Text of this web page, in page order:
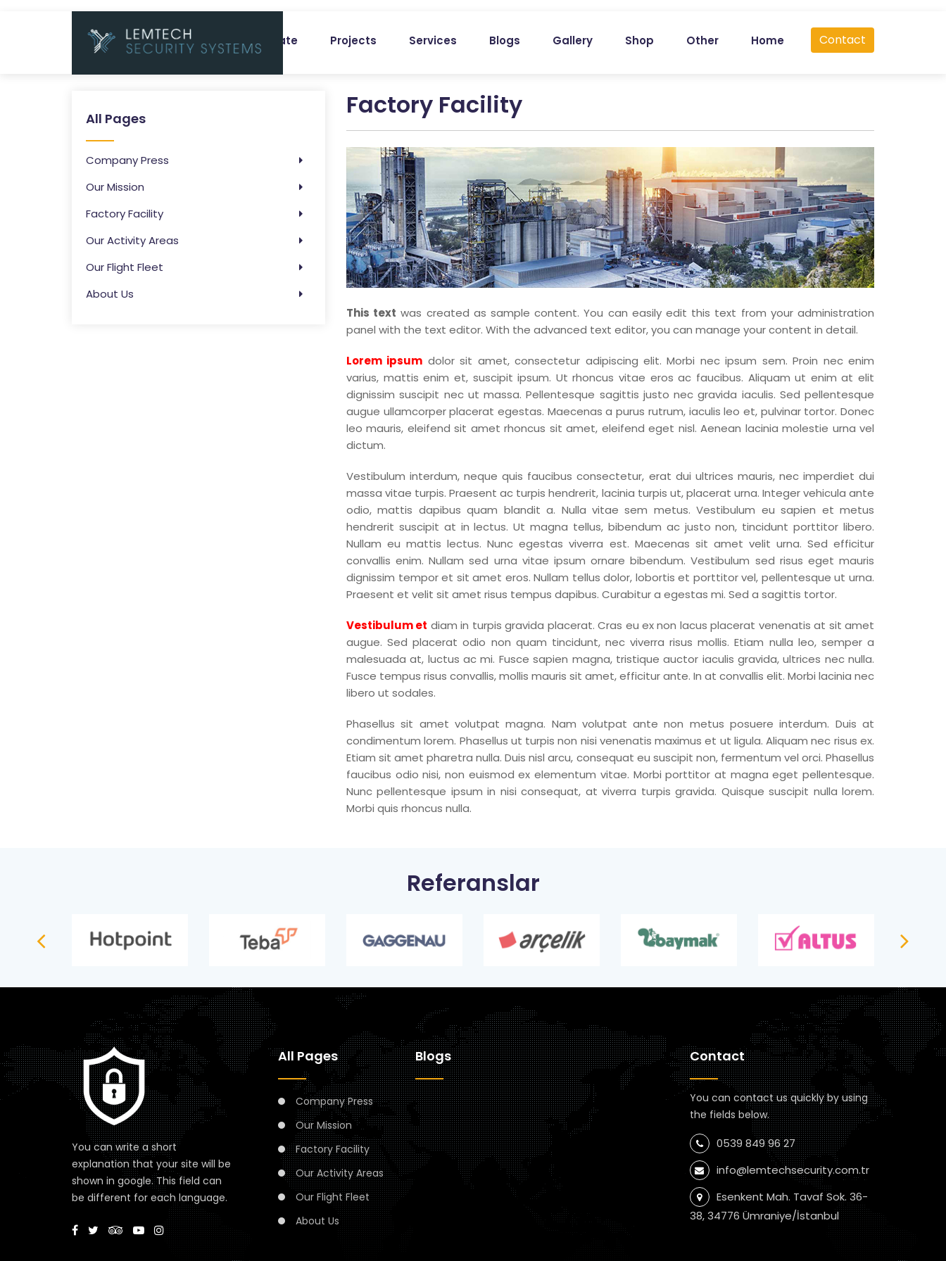
Corporate Projects Services Blogs Gallery Shop Other Home Contact
All Pages
Company Press
Our Mission
Factory Facility
Our Activity Areas
Our Flight Fleet
About Us
Factory Facility
This text was created as sample content. You can easily edit this text from your administration
panel with the text editor. With the advanced text editor, you can manage your content in detail.
Lorem ipsum dolor sit amet, consectetur adipiscing elit. Morbi nec ipsum sem. Proin nec enim
varius, mattis enim et, suscipit ipsum. Ut rhoncus vitae eros ac faucibus. Aliquam ut enim at elit
dignissim suscipit nec ut massa. Pellentesque sagittis justo nec gravida iaculis. Sed pellentesque
augue ullamcorper placerat egestas. Maecenas a purus rutrum, iaculis leo et, pulvinar tortor. Donec
leo mauris, eleifend sit amet rhoncus sit amet, eleifend eget nisl. Aenean lacinia molestie urna vel
dictum.
Vestibulum interdum, neque quis faucibus consectetur, erat dui ultrices mauris, nec imperdiet dui
massa vitae turpis. Praesent ac turpis hendrerit, lacinia turpis ut, placerat urna. Integer vehicula ante
odio, mattis dapibus quam blandit a. Nulla vitae sem metus. Vestibulum eu sapien et metus
hendrerit suscipit at in lectus. Ut magna tellus, bibendum ac justo non, tincidunt porttitor libero.
Nullam eu mattis lectus. Nunc egestas viverra est. Maecenas sit amet velit urna. Sed efficitur
convallis enim. Nullam sed urna vitae ipsum ornare bibendum. Vestibulum sed risus eget mauris
dignissim tempor et sit amet eros. Nullam tellus dolor, lobortis et porttitor vel, pellentesque ut urna.
Praesent et velit sit amet risus tempus dapibus. Curabitur a egestas mi. Sed a sagittis tortor.
Vestibulum et diam in turpis gravida placerat. Cras eu ex non lacus placerat venenatis at sit amet
augue. Sed placerat odio non quam tincidunt, nec viverra risus mollis. Etiam nulla leo, semper a
malesuada at, luctus ac mi. Fusce sapien magna, tristique auctor iaculis gravida, ultrices nec nulla.
Fusce tempus risus convallis, mollis mauris sit amet, efficitur ante. In at convallis elit. Morbi lacinia nec
libero ut sodales.
Phasellus sit amet volutpat magna. Nam volutpat ante non metus posuere interdum. Duis at
condimentum lorem. Phasellus ut turpis non nisi venenatis maximus et ut ligula. Aliquam nec risus ex.
Etiam sit amet pharetra nulla. Duis nisl arcu, consequat eu suscipit non, fermentum vel orci. Phasellus
faucibus odio nisi, non euismod ex elementum vitae. Morbi porttitor at magna eget pellentesque.
Nunc pellentesque ipsum in nisi consequat, at viverra turpis gravida. Quisque suscipit nulla lorem.
Morbi quis rhoncus nulla.
Referanslar
You can write a short
explanation that your site will be
shown in google. This field can
be different for each language.
All Pages
Company Press
Our Mission
Factory Facility
Our Activity Areas
Our Flight Fleet
About Us
Blogs Contact
You can contact us quickly by using
the fields below.
0539 849 96 27
info@lemtechsecurity.com.tr
Esenkent Mah. Tavaf Sok. 36-
38, 34776 Ümraniye/İstanbul